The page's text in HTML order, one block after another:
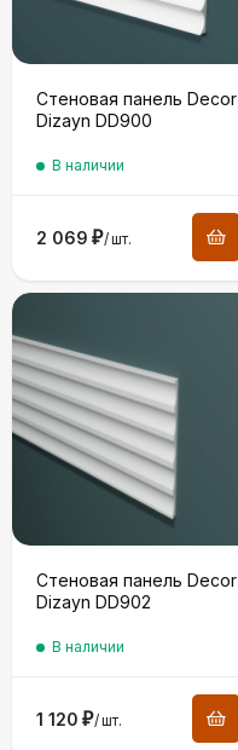
Стеновая панель Decor
Dizayn DD900
В наличии
2 069 ₽/шт.
Стеновая панель Decor
Dizayn DD902
В наличии
1 120 ₽/шт.